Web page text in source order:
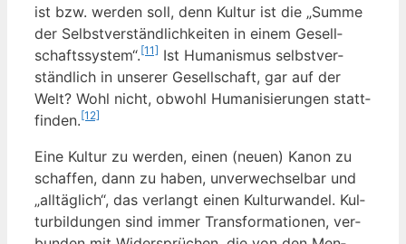
ist bzw. wer­den soll, denn Kul­tur ist die „Sum­me
der Selbst­ver­ständ­lich­kei­ten in einem Gesell­
schafts­sys­tem“.[11] Ist Huma­nis­mus selbst­ver­
ständ­lich in unse­rer Gesell­schaft, gar auf der
Welt? Wohl nicht, obwohl Huma­ni­sie­run­gen statt­
fin­den.[12]
Eine Kul­tur zu wer­den, einen (neu­en) Kanon zu
schaf­fen, dann zu haben, unver­wech­sel­bar und
„all­täg­lich“, das ver­langt einen Kul­tur­wan­del. Kul­
tur­bil­dun­gen sind immer Trans­for­ma­tio­nen, ver­